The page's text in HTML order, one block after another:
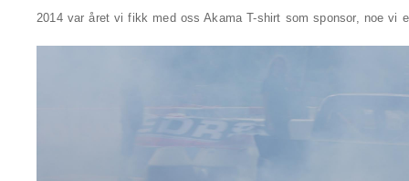
2014 var året vi fikk med oss Akama T-shirt som sponsor, noe vi